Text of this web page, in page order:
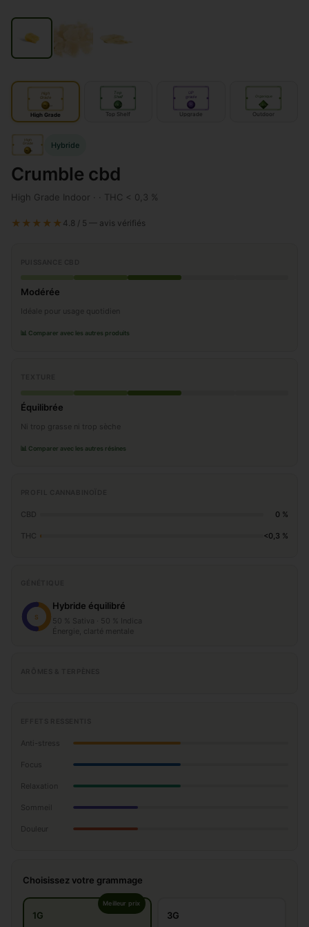
High
Grade
IN
High Grade
Top
Shelf
Top Shelf
grade
Upgrade
Organique
door
Outdoor
High
Grade Hybride
Crumble cbd
High Grade Indoor · · THC < 0,3 %
★★★★★ 4.8 / 5 — avis vérifiés
Modérée
Idéale pour usage quotidien
📊 Comparer avec les autres produits
Équilibrée
Ni trop grasse ni trop sèche
📊 Comparer avec les autres résines
CBD 0 %
THC <0,3 %
S
Hybride équilibré
50 % Sativa · 50 % Indica
Énergie, clarté mentale
Anti-stress
Focus
Relaxation
Sommeil
Douleur
Choisissez votre grammage
Meilleur prix
1G 3G